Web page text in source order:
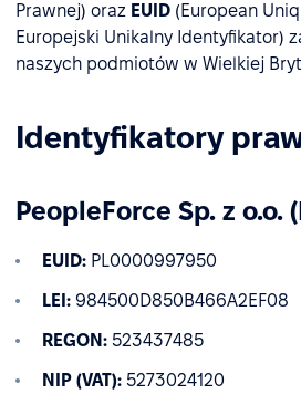
Prawnej) oraz EUID (European
Europejski Unikalny Identyfikator)
naszych podmiotów w Wielkiej
Identyfikatory
PeopleForce Sp. z o.o.
EUID: PL0000997950
LEI: 984500D850B466A2EF08
REGON: 523437485
NIP (VAT): 5273024120